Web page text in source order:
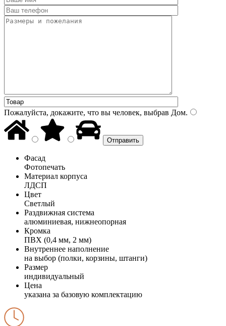
Пожалуйста, докажите, что вы человек, выбрав Дом.
Фасад
Фотопечать
Материал корпуса
ЛДСП
Цвет
Светлый
Раздвижная система
алюминиевая, нижнеопорная
Кромка
ПВХ (0,4 мм, 2 мм)
Внутреннее наполнение
на выбор (полки, корзины, штанги)
Размер
индивидуальный
Цена
указана за базовую комплектацию